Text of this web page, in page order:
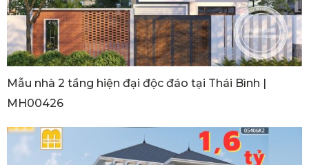
Mẫu nhà 2 tầng hiện đại độc đáo tại Thái Bình |
MH00426